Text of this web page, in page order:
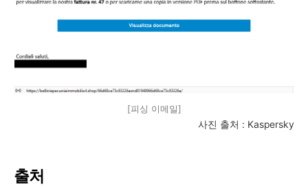
[피싱 이메일]
사진 출처 : Kaspersky
출처